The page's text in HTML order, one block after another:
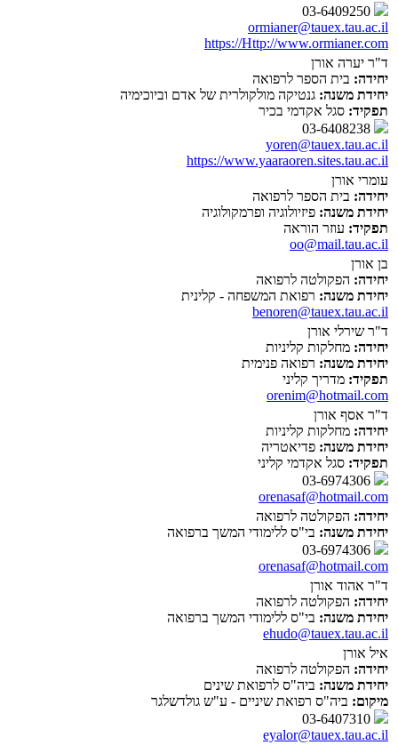
ormianer@tauex.tau.ac.il
https://Http://www.ormianer.com
ד"ר יערה אורן
יחידה: בית הספר לרפואה
יחידת משנה: גנטיקה מולקולרית של אדם וביוכימיה
תפקיד: סגל אקדמי בכיר
yoren@tauex.tau.ac.il
https://www.yaaraoren.sites.tau.ac.il
עומרי אורן
יחידה: בית הספר לרפואה
יחידת משנה: פיזיולוגיה ופרמקולוגיה
תפקיד: עוזר הוראה
oo@mail.tau.ac.il
בן אורן
יחידה: הפקולטה לרפואה
יחידת משנה: רפואת המשפחה - קלינית
benoren@tauex.tau.ac.il
ד"ר שירלי אורן
יחידה: מחלקות קליניות
יחידת משנה: רפואה פנימית
תפקיד: מדריך קליני
orenim@hotmail.com
ד"ר אסף אורן
יחידה: מחלקות קליניות
יחידת משנה: פדיאטריה
תפקיד: סגל אקדמי קליני
orenasaf@hotmail.com
יחידה: הפקולטה לרפואה
יחידת משנה: בי"ס ללימודי המשך ברפואה
orenasaf@hotmail.com
ד"ר אהוד אורן
יחידה: הפקולטה לרפואה
יחידת משנה: בי"ס ללימודי המשך ברפואה
ehudo@tauex.tau.ac.il
איל אורן
יחידה: הפקולטה לרפואה
יחידת משנה: ביה"ס לרפואת שינים
מיקום: ביה"ס רפואת שיניים - ע"ש גולדשלגר
eyalor@tauex.tau.ac.il